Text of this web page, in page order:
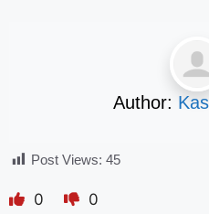
Author:
Post Views: 45
0 0